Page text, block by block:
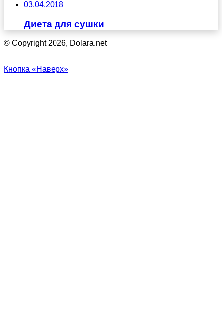
03.04.2018
Диета для сушки
© Copyright 2026, Dolara.net
Кнопка «Наверх»